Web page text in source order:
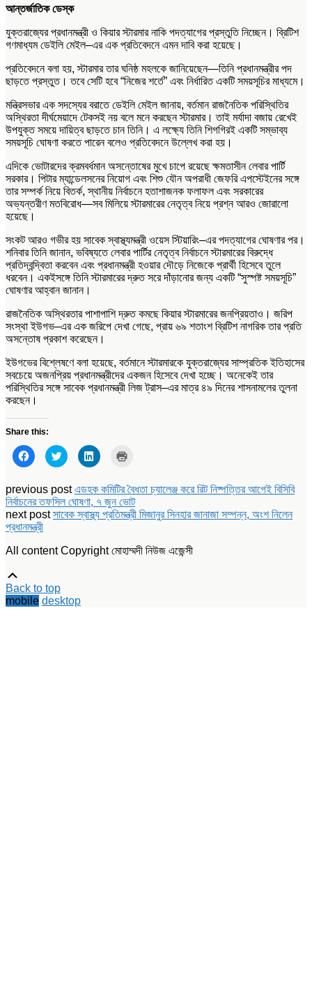
আন্তর্জাতিক ডেস্ক
যুক্তরাজ্যের প্রধানমন্ত্রী ও কিয়ার স্টারমার নাকি পদত্যাগের প্রস্তুতি নিচ্ছেন। ব্রিটিশ
গণমাধ্যম ডেইলি মেইল–এর এক প্রতিবেদনে এমন দাবি করা হয়েছে।
প্রতিবেদনে বলা হয়, স্টারমার তার ঘনিষ্ঠ মহলকে জানিয়েছেন—তিনি প্রধানমন্ত্রীর পদ
ছাড়তে প্রস্তুত। তবে সেটি হবে “নিজের শর্তে” এবং নির্ধারিত একটি সময়সূচির মাধ্যমে।
মন্ত্রিসভার এক সদস্যের বরাতে ডেইলি মেইল জানায়, বর্তমান রাজনৈতিক পরিস্থিতির
অস্থিরতা দীর্ঘমেয়াদে টেকসই নয় বলে মনে করছেন স্টারমার। তাই মর্যাদা বজায় রেখেই
উপযুক্ত সময়ে দায়িত্ব ছাড়তে চান তিনি। এ লক্ষ্যে তিনি শিগগিরই একটি সম্ভাব্য
সময়সূচি ঘোষণা করতে পারেন বলেও প্রতিবেদনে উল্লেখ করা হয়।
এদিকে ভোটারদের ক্রমবর্ধমান অসন্তোষের মুখে চাপে রয়েছে ক্ষমতাসীন লেবার পার্টি
সরকার। পিটার ম্যান্ডেলসনের নিয়োগ এবং শিশু যৌন অপরাধী জেফরি এপস্টেইনের সঙ্গে
তার সম্পর্ক নিয়ে বিতর্ক, স্থানীয় নির্বাচনে হতাশাজনক ফলাফল এবং সরকারের
অভ্যন্তরীণ মতবিরোধ—সব মিলিয়ে স্টারমারের নেতৃত্ব নিয়ে প্রশ্ন আরও জোরালো
হয়েছে।
সংকট আরও গভীর হয় সাবেক স্বাস্থ্যমন্ত্রী ওয়েস স্টিয়ারিং–এর পদত্যাগের ঘোষণার পর।
শনিবার তিনি জানান, ভবিষ্যতে লেবার পার্টির নেতৃত্ব নির্বাচনে স্টারমারের বিরুদ্ধে
প্রতিদ্বন্দ্বিতা করবেন এবং প্রধানমন্ত্রী হওয়ার দৌড়ে নিজেকে প্রার্থী হিসেবে তুলে
ধরবেন। একইসঙ্গে তিনি স্টারমারের দ্রুত সরে দাঁড়ানোর জন্য একটি “সুস্পষ্ট সময়সূচি”
ঘোষণার আহ্বান জানান।
রাজনৈতিক অস্থিরতার পাশাপাশি দ্রুত কমছে কিয়ার স্টারমারের জনপ্রিয়তাও। জরিপ
সংস্থা ইউগভ–এর এক জরিপে দেখা গেছে, প্রায় ৬৯ শতাংশ ব্রিটিশ নাগরিক তার প্রতি
অসন্তোষ প্রকাশ করেছেন।
ইউগভের বিশ্লেষণে বলা হয়েছে, বর্তমানে স্টারমারকে যুক্তরাজ্যের সাম্প্রতিক ইতিহাসের
সবচেয়ে অজনপ্রিয় প্রধানমন্ত্রীদের একজন হিসেবে দেখা হচ্ছে। অনেকেই তার
পরিস্থিতির সঙ্গে সাবেক প্রধানমন্ত্রী লিজ ট্রাস–এর মাত্র ৪৯ দিনের শাসনামলের তুলনা
করছেন।
Share this:
Click
to
share
Facebook
(Opens
in
new
window)
Click
to
share
Twitter
(Opens
in
new
window)
Click
to
LinkedIn
(Opens
in
new
window)
in
new
window)
previous postএডহক কমিটির বৈধতা চ্যালেঞ্জ করে রিট নিষ্পত্তির আগেই বিসিবি
নির্বাচনের তফসিল ঘোষণা, ৭ জুন ভোট
next postসাবেক স্বাস্থ্য প্রতিমন্ত্রী মিজানুর সিনহার জানাজা সম্পন্ন, অংশ নিলেন
প্রধানমন্ত্রী
All content Copyright মোহাম্মদী নিউজ এজেন্সী
Up
Back to top
mobile desktop